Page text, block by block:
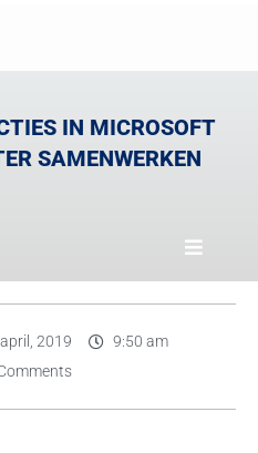
IN MICROSOFT
SAMENWERKEN
2019
9:50 am